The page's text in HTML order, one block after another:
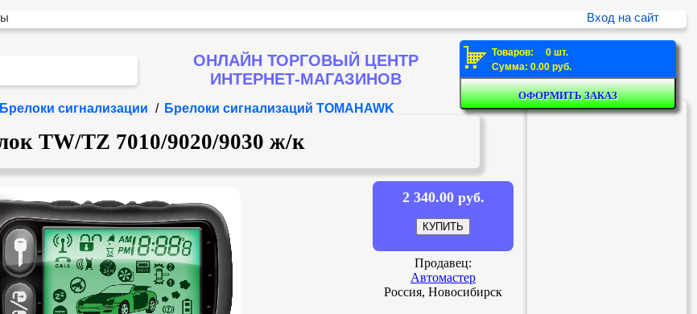
Вход на сайт
ОНЛАЙН ТОРГОВЫЙ ЦЕНТР
ИНТЕРНЕТ-МАГАЗИНОВ
Товаров: 0 шт.
Сумма: 0.00 руб.
Брелоки сигнализации / Брелоки сигнализаций TOMAHAWK
TW/TZ 7010/9020/9030 ж/к
2 340.00 руб.
Продавец:
Автомастер
Россия, Новосибирск